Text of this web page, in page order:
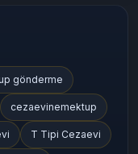
gönderme
cezaevinemektup
T Tipi Cezaevi